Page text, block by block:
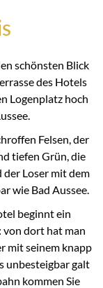
schönsten Blick
des Hotels
Logenplatz hoch
Felsen, der
tiefen Grün, die
Loser mit dem
wie Bad Aussee.
beginnt ein
von dort hat man
mit seinem knapp
unbesteigbar galt
kommen Sie